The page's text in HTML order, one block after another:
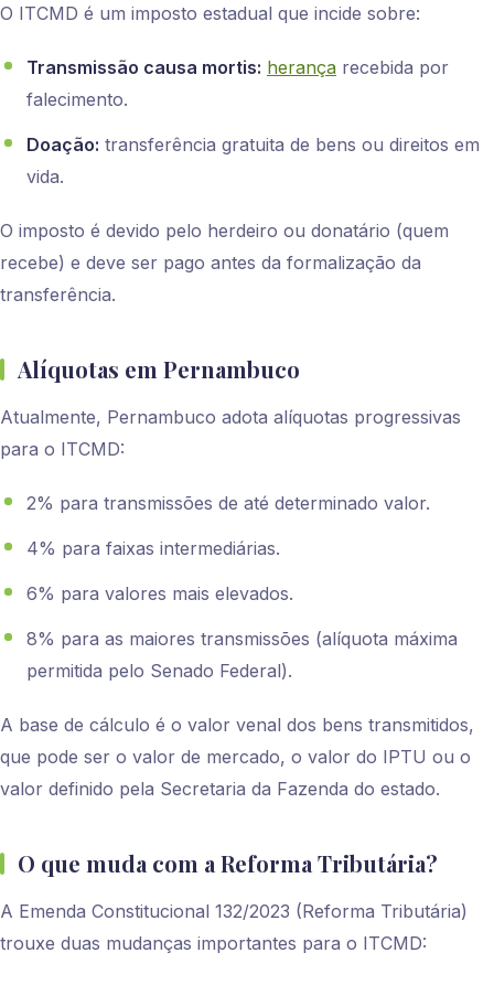
O ITCMD é um imposto estadual que incide sobre:
Transmissão causa mortis: herança recebida por
falecimento.
Doação: transferência gratuita de bens ou direitos em
vida.
O imposto é devido pelo herdeiro ou donatário (quem
recebe) e deve ser pago antes da formalização da
transferência.
Alíquotas em Pernambuco
Atualmente, Pernambuco adota alíquotas progressivas
para o ITCMD:
2% para transmissões de até determinado valor.
4% para faixas intermediárias.
6% para valores mais elevados.
8% para as maiores transmissões (alíquota máxima
permitida pelo Senado Federal).
A base de cálculo é o valor venal dos bens transmitidos,
que pode ser o valor de mercado, o valor do IPTU ou o
valor definido pela Secretaria da Fazenda do estado.
O que muda com a Reforma Tributária?
A Emenda Constitucional 132/2023 (Reforma Tributária)
trouxe duas mudanças importantes para o ITCMD: